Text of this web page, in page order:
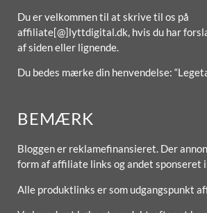
Du er velkommen til at skrive til os på
affiliate[@]lyttdigital.dk, hvis du har
af siden eller lignende.
Du bedes mærke din henvendelse:
BEMÆRK
Bloggen er reklamefinansieret. Der
form af affiliate links og andet sponseret
Alle produktlinks er som udgangspunkt